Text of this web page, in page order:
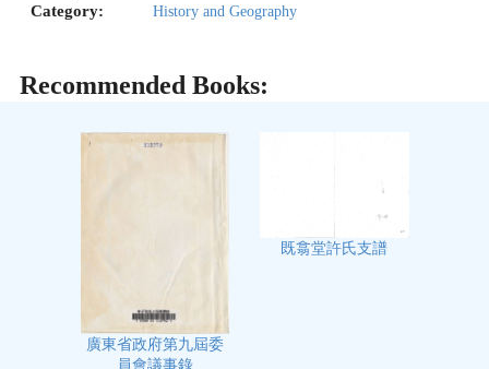
Category: History and Geography
Recommended Books:
廣東省政府第九屆委
員會議事錄
既翕堂許氏支譜